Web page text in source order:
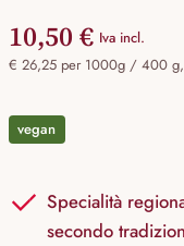
10,50 € Iva incl.
€ 26,25 per 1000g / 400
vegan
Specialità
secondo